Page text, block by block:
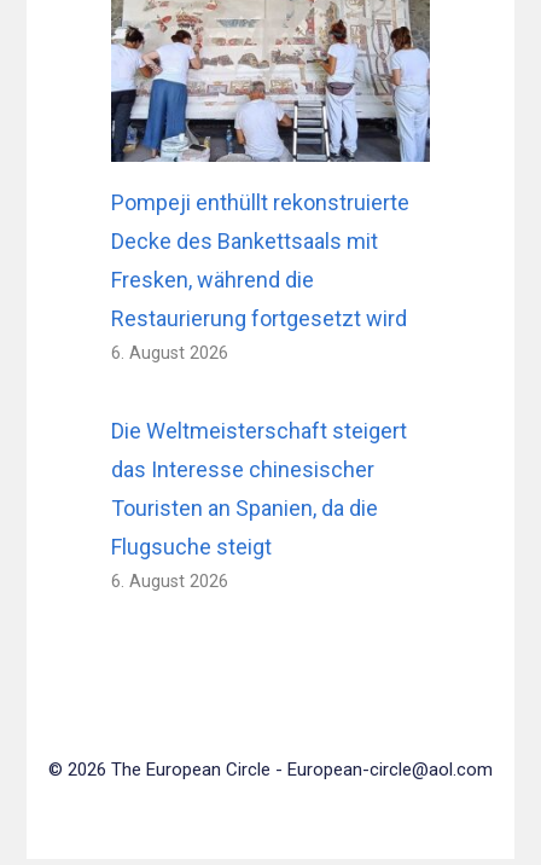
Pompeji enthüllt rekonstruierte
Decke des Bankettsaals mit
Fresken, während die
Restaurierung fortgesetzt wird
6. August 2026
Die Weltmeisterschaft steigert
das Interesse chinesischer
Touristen an Spanien, da die
Flugsuche steigt
6. August 2026
© 2026 The European Circle - European-circle@aol.com